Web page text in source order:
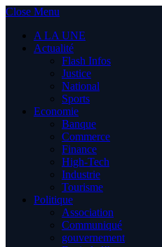
Close Menu
A LA UNE
Actualité
Flash Infos
Justice
National
Sports
Economie
Banque
Commerce
Finance
High-Tech
Industrie
Tourisme
Politique
Association
Communiqué
gouvernement